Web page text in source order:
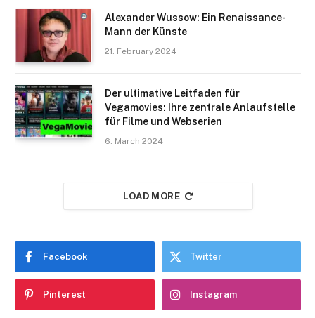
Alexander Wussow: Ein Renaissance-
Mann der Künste
21. February 2024
Der ultimative Leitfaden für
Vegamovies: Ihre zentrale Anlaufstelle
für Filme und Webserien
6. March 2024
LOAD MORE
Facebook Twitter
Pinterest Instagram